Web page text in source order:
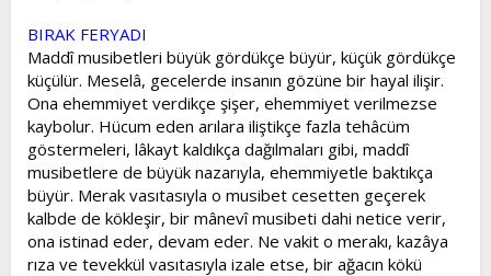
BIRAK FERYADI
Maddî musibetleri büyük gördükçe büyür, küçük gördükçe
küçülür. Meselâ, gecelerde insanın gözüne bir hayal ilişir.
Ona ehemmiyet verdikçe şişer, ehemmiyet verilmezse
kaybolur. Hücum eden arılara iliştikçe fazla tehâcüm
göstermeleri, lâkayt kaldıkça dağılmaları gibi, maddî
musibetlere de büyük nazarıyla, ehemmiyetle baktıkça
büyür. Merak vasıtasıyla o musibet cesetten geçerek
kalbde de kökleşir, bir mânevî musibeti dahi netice verir,
ona istinad eder, devam eder. Ne vakit o merakı, kazâya
rıza ve tevekkül vasıtasıyla izale etse, bir ağacın kökü